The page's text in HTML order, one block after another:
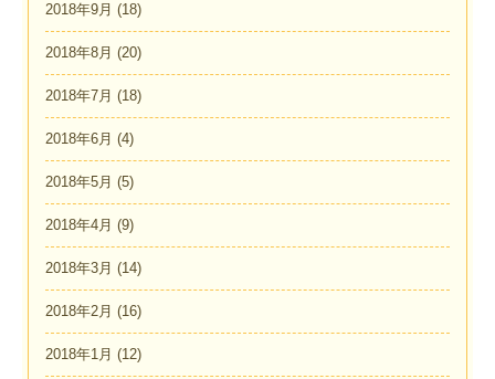
2018年9月 (18)
2018年8月 (20)
2018年7月 (18)
2018年6月 (4)
2018年5月 (5)
2018年4月 (9)
2018年3月 (14)
2018年2月 (16)
2018年1月 (12)